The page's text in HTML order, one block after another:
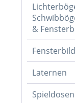
&
Laternen